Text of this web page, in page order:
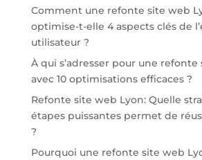
Comment une refonte site web
optimise-t-elle 4 aspects clés de
utilisateur ?
À qui s’adresser pour une
avec 10 optimisations efficaces ?
Refonte site web Lyon: Quelle
étapes puissantes permet de
?
Pourquoi une refonte site web